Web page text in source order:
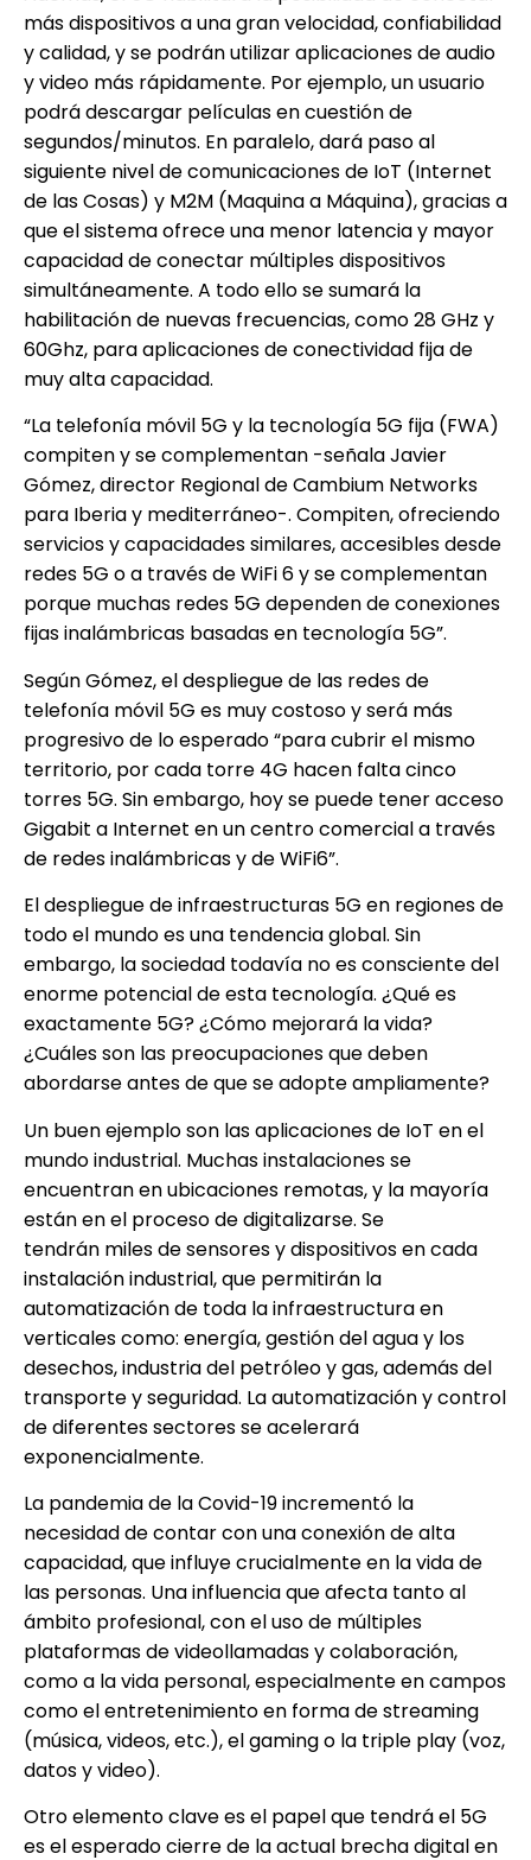
más dispositivos a una gran velocidad, confiabilidad
y calidad, y se podrán utilizar aplicaciones de audio
y video más rápidamente. Por ejemplo, un usuario
podrá descargar películas en cuestión de
segundos/minutos. En paralelo, dará paso al
siguiente nivel de comunicaciones de IoT (Internet
de las Cosas) y M2M (Maquina a Máquina), gracias a
que el sistema ofrece una menor latencia y mayor
capacidad de conectar múltiples dispositivos
simultáneamente. A todo ello se sumará la
habilitación de nuevas frecuencias, como 28 GHz y
60Ghz, para aplicaciones de conectividad fija de
muy alta capacidad.
“La telefonía móvil 5G y la tecnología 5G fija (FWA)
compiten y se complementan -señala Javier
Gómez, director Regional de Cambium Networks
para Iberia y mediterráneo-. Compiten, ofreciendo
servicios y capacidades similares, accesibles desde
redes 5G o a través de WiFi 6 y se complementan
porque muchas redes 5G dependen de conexiones
fijas inalámbricas basadas en tecnología 5G”.
Según Gómez, el despliegue de las redes de
telefonía móvil 5G es muy costoso y será más
progresivo de lo esperado “para cubrir el mismo
territorio, por cada torre 4G hacen falta cinco
torres 5G. Sin embargo, hoy se puede tener acceso
Gigabit a Internet en un centro comercial a través
de redes inalámbricas y de WiFi6”.
El despliegue de infraestructuras 5G en regiones de
todo el mundo es una tendencia global. Sin
embargo, la sociedad todavía no es consciente del
enorme potencial de esta tecnología. ¿Qué es
exactamente 5G? ¿Cómo mejorará la vida?
¿Cuáles son las preocupaciones que deben
abordarse antes de que se adopte ampliamente?
Un buen ejemplo son las aplicaciones de IoT en el
mundo industrial. Muchas instalaciones se
encuentran en ubicaciones remotas, y la mayoría
están en el proceso de digitalizarse. Se
tendrán miles de sensores y dispositivos en cada
instalación industrial, que permitirán la
automatización de toda la infraestructura en
verticales como: energía, gestión del agua y los
desechos, industria del petróleo y gas, además del
transporte y seguridad. La automatización y control
de diferentes sectores se acelerará
exponencialmente.
La pandemia de la Covid-19 incrementó la
necesidad de contar con una conexión de alta
capacidad, que influye crucialmente en la vida de
las personas. Una influencia que afecta tanto al
ámbito profesional, con el uso de múltiples
plataformas de videollamadas y colaboración,
como a la vida personal, especialmente en campos
como el entretenimiento en forma de streaming
(música, videos, etc.), el gaming o la triple play (voz,
datos y video).
Otro elemento clave es el papel que tendrá el 5G
es el esperado cierre de la actual brecha digital en